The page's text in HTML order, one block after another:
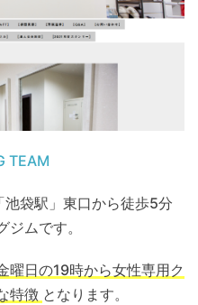
TEAM
袋駅」東口から徒歩5分
ムです。
曜日の19時から女性専用ク
特徴 となります。